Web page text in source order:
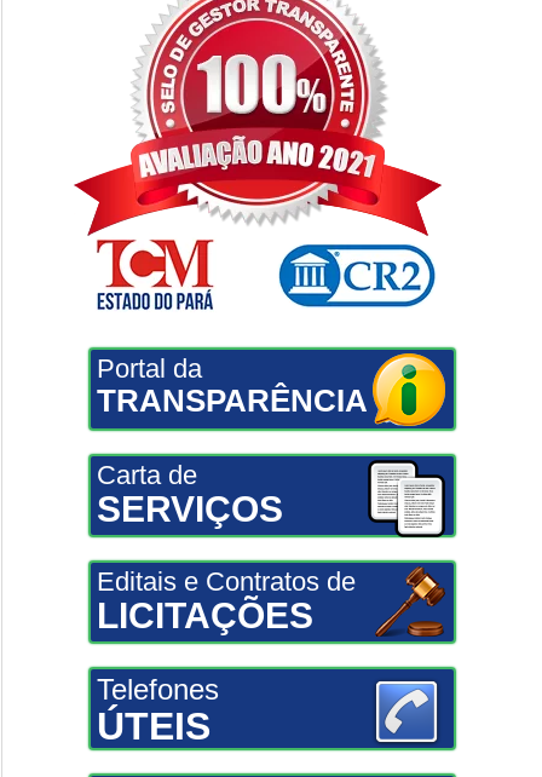
Portal da
TRANSPARÊNCIA
Carta de
SERVIÇOS
Editais e Contratos de
LICITAÇÕES
Telefones
ÚTEIS